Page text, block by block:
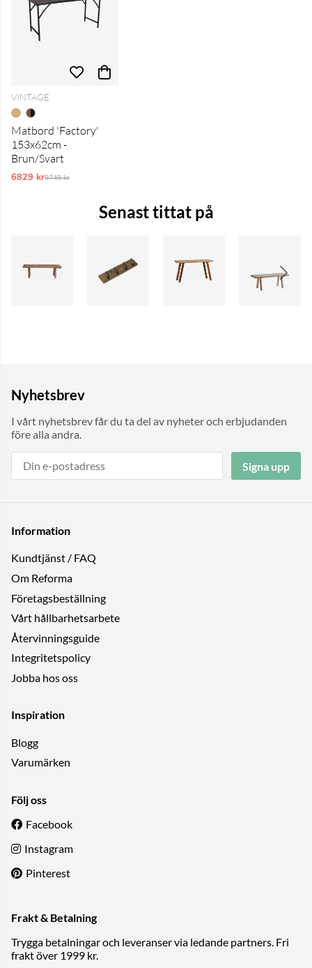
VINTAGE
Matbord 'Factory'
153x62cm -
Brun/Svart
6829 krOrdinarie pris:
9749 kr
Senast tittat på
Nyhetsbrev
I vårt nyhetsbrev får du ta del av nyheter och erbjudanden
före alla andra.
Signa upp
Information
Kundtjänst / FAQ
Om Reforma
Företagsbeställning
Vårt hållbarhetsarbete
Återvinningsguide
Integritetspolicy
Jobba hos oss
Inspiration
Blogg
Varumärken
Följ oss
Facebook
Instagram
Pinterest
Frakt & Betalning
Trygga betalningar och leveranser via ledande partners. Fri
frakt över 1999 kr.